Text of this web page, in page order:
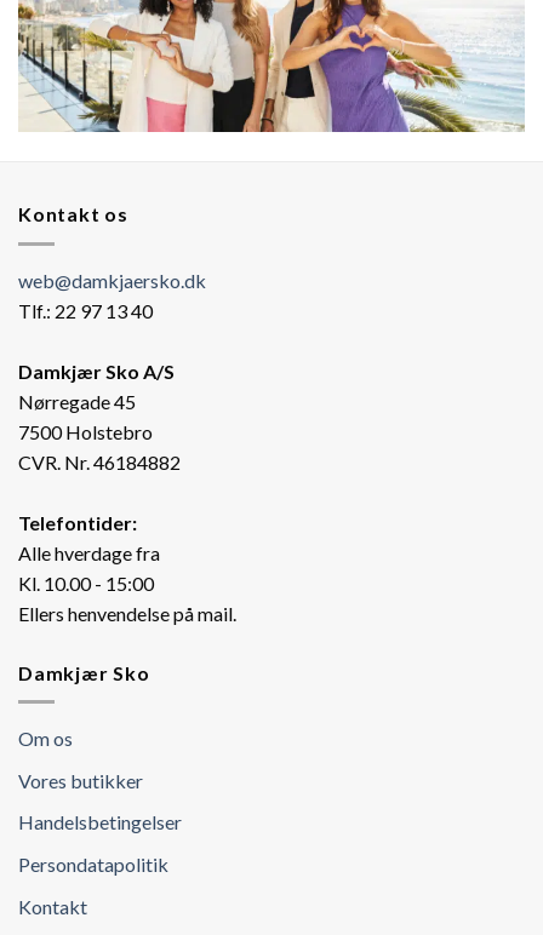
Kontakt os
web@damkjaersko.dk
Tlf.: 22 97 13 40
Damkjær Sko A/S
Nørregade 45
7500 Holstebro
CVR. Nr. 46184882
Telefontider:
Alle hverdage fra
Kl. 10.00 - 15:00
Ellers henvendelse på mail.
Damkjær Sko
Om os
Vores butikker
Handelsbetingelser
Persondatapolitik
Kontakt